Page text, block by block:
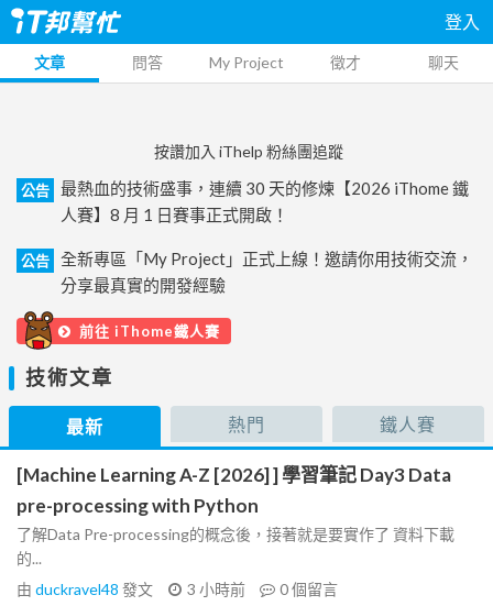
登入
文章 問答 My Project 徵才 聊天
按讚加入 iThelp 粉絲團追蹤
公告
最熱血的技術盛事，連續 30 天的修煉【2026 iThome 鐵
人賽】8 月 1 日賽事正式開啟！
公告
全新專區「My Project」正式上線！邀請你用技術交流，
分享最真實的開發經驗
前往 iThome鐵人賽
技術文章
最新 熱門 鐵人賽
[Machine Learning A-Z [2026] ] 學習筆記 Day3 Data
pre-processing with Python
了解Data Pre-processing的概念後，接著就是要實作了 資料下載
的...
由 duckravel48 發文 3 小時前 0個留言